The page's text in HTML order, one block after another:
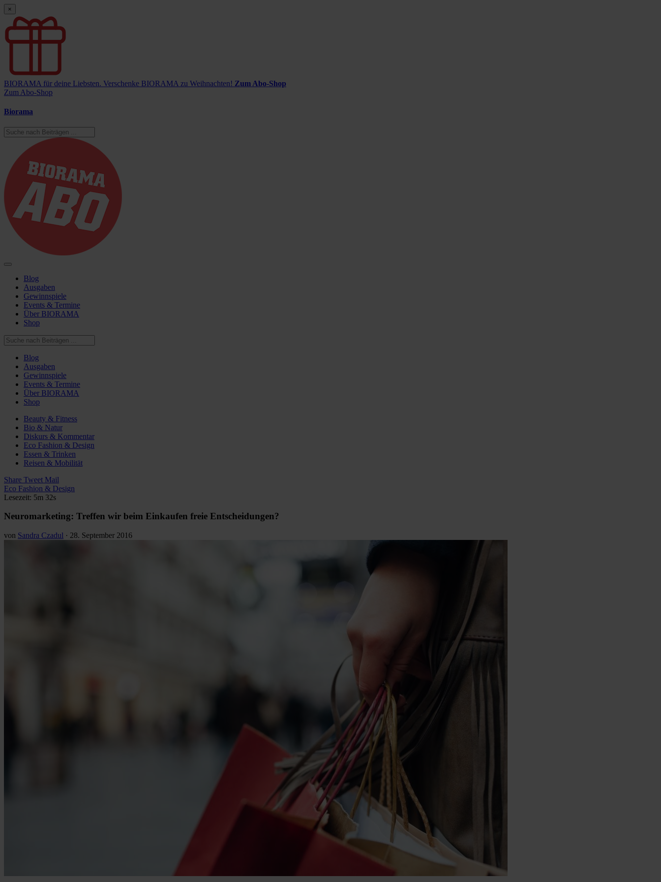
×
BIORAMA für deine Liebsten. Verschenke BIORAMA zu Weihnachten! Zum Abo-Shop
Zum Abo-Shop
Biorama
Blog
Ausgaben
Gewinnspiele
Events & Termine
Über BIORAMA
Shop
Blog
Ausgaben
Gewinnspiele
Events & Termine
Über BIORAMA
Shop
Beauty & Fitness
Bio & Natur
Diskurs & Kommentar
Eco Fashion & Design
Essen & Trinken
Reisen & Mobilität
Share Tweet Mail
Eco Fashion & Design
Lesezeit: 5m 32s
Neuromarketing: Treffen wir beim Einkaufen freie Entscheidungen?
von Sandra Czadul · 28. September 2016